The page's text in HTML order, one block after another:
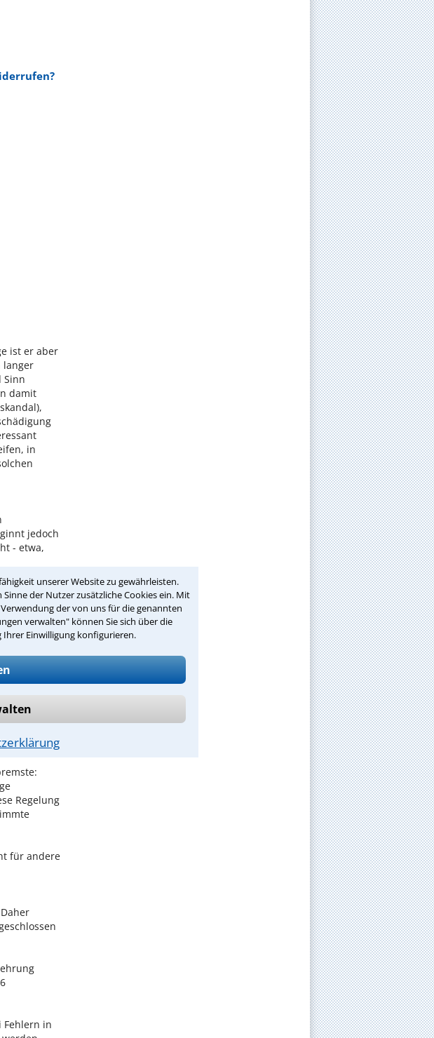
unserer Website zu gewährleisten.
der Nutzer zusätzliche Cookies ein. Mit
der von uns für die genannten
verwalten" können Sie sich über die
Einwilligung konfigurieren.
ist er aber
langer
Sinn
damit
in
jedoch
- etwa,
und aus
sind.
der
dem
nun
die Zinsen
Regelung
für andere
Fehlern in